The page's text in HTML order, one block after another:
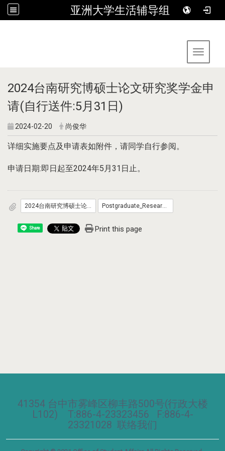
亚洲大学生活辅导组
Toggle
2024台南研究博硕士论文研究奖学金申
请(自行送件:5月31日)
2024-02-20 尚俊华
详细实施要点及申请表如附件，请同学自行参阅。
申请日期:即日起至2024年5月31日止。
2024台南研究博硕士论文研究奖学金实施要点.pdf Postgraduate_Research_Grant_for_the_Study_of_the_Tainan_Region__2024.pdf
Share Print this page
41354 台中市雾峰区柳丰路500号(行政大楼
L102) T:886-4-23323456 F:886-4-
23321028 联络我们